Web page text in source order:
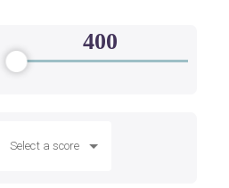
Select a score